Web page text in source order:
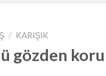
/ KARIŞIK
gözden